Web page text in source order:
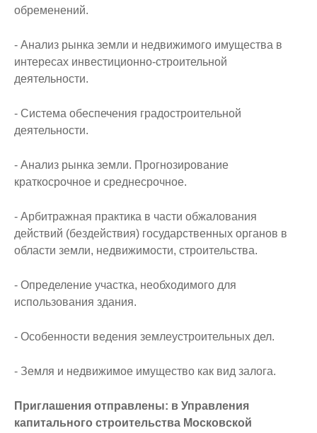
обременений.
- Анализ рынка земли и недвижимого имущества в
интересах инвестиционно-строительной
деятельности.
- Система обеспечения градостроительной
деятельности.
- Анализ рынка земли. Прогнозирование
краткосрочное и среднесрочное.
- Арбитражная практика в части обжалования
действий (бездействия) государственных органов в
области земли, недвижимости, строительства.
- Определение участка, необходимого для
использования здания.
- Особенности ведения землеустроительных дел.
- Земля и недвижимое имущество как вид залога.
Приглашения отправлены: в Управления
капитального строительства Московской